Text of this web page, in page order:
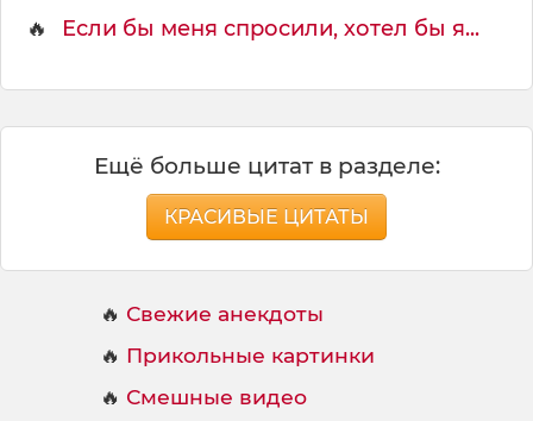
🔥
Если бы меня спросили, хотел бы я...
Ещё больше цитат в разделе:
КРАСИВЫЕ ЦИТАТЫ
🔥 Свежие анекдоты
🔥 Прикольные картинки
🔥 Смешные видео